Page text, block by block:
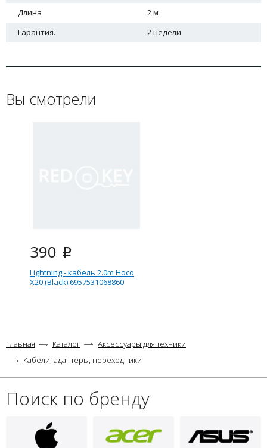
Длина
2 м
Гарантия.
2 недели
Вы смотрели
390 i
Lightning - кабель 2.0m Hoco
X20 (Black).6957531068860
Главная Каталог
Аксессуары для техники
Кабели, адаптеры, переходники
Поиск по бренду